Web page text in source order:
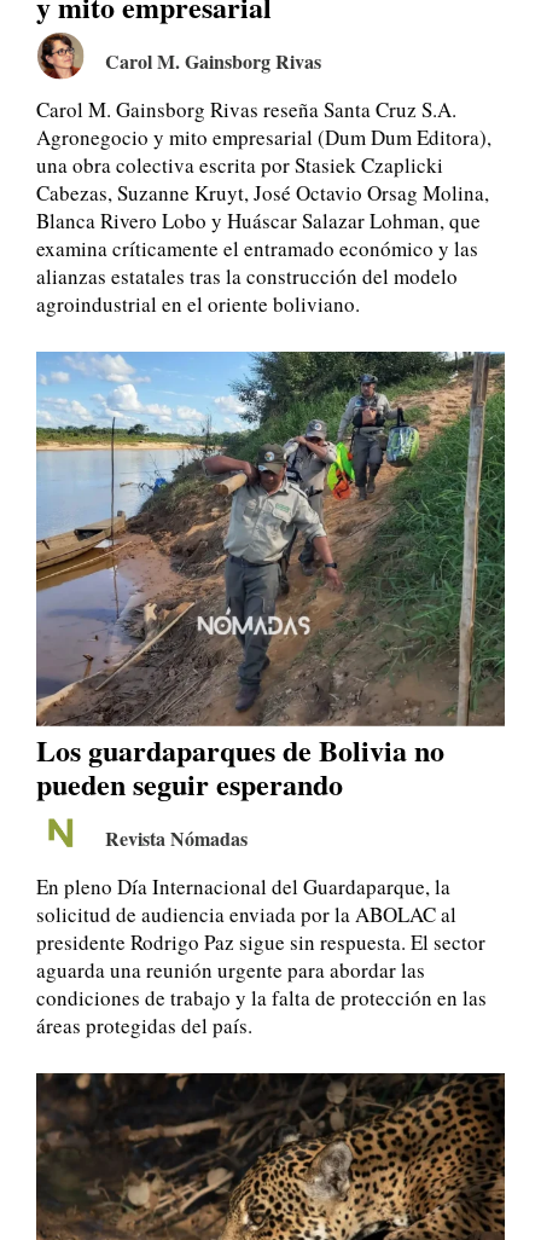
Carol M. Gainsborg Rivas
Carol M. Gainsborg Rivas reseña Santa Cruz S.A.
Agronegocio y mito empresarial (Dum Dum Editora),
una obra colectiva escrita por Stasiek Czaplicki
Cabezas, Suzanne Kruyt, José Octavio Orsag Molina,
Blanca Rivero Lobo y Huáscar Salazar Lohman, que
examina críticamente el entramado económico y las
alianzas estatales tras la construcción del modelo
agroindustrial en el oriente boliviano.
Los guardaparques de Bolivia no
pueden seguir esperando
Revista Nómadas
En pleno Día Internacional del Guardaparque, la
solicitud de audiencia enviada por la ABOLAC al
presidente Rodrigo Paz sigue sin respuesta. El sector
aguarda una reunión urgente para abordar las
condiciones de trabajo y la falta de protección en las
áreas protegidas del país.